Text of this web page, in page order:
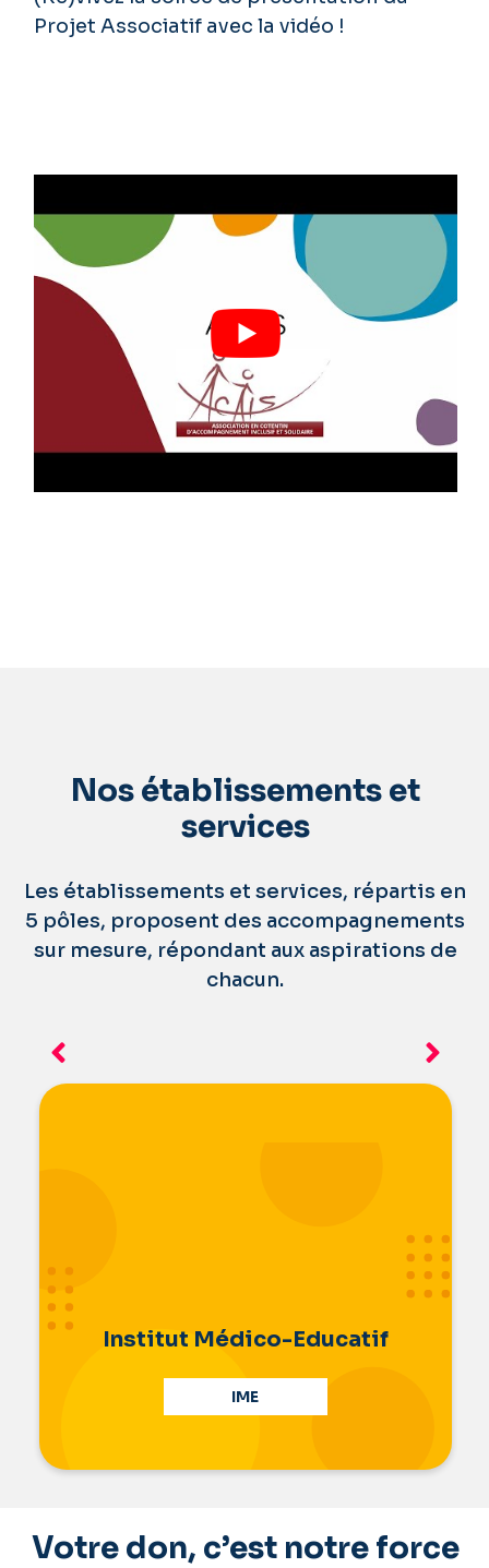
Projet Associatif avec la vidéo !
Nos établissements et
services
Les établissements et services, répartis en
5 pôles, proposent des accompagnements
sur mesure, répondant aux aspirations de
chacun.
Institut Médico-Educatif
IME
Votre don, c’est notre force